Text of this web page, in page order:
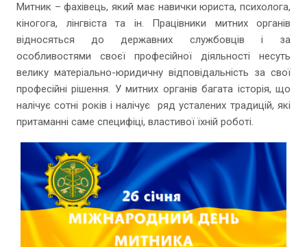
Митник – фахівець, який має навички юриста, психолога,
кіногога, лінгвіста та ін. Працівники митних органів
відносяться до державних службовців і за
особливостями своєї професійної діяльності несуть
велику матеріально-юридичну відповідальність за свої
професійні рішення. У митних органів багата історія, що
налічує сотні років і налічує ряд усталених традицій, які
притаманні саме специфіці, властивої їхній роботі.